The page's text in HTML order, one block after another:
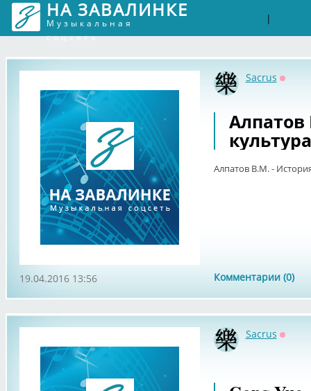
НА ЗАВАЛИНКЕ
Музыкальная
соцсеть
|
Sacrus
Алпатов В.М. -
Комментарии (0)
19.04.2016 13:56
Sacrus